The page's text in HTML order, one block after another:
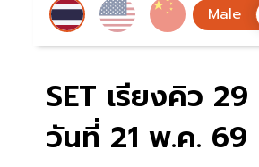
SET เรียงคิว
วันที่ 21 พ.ค. 69